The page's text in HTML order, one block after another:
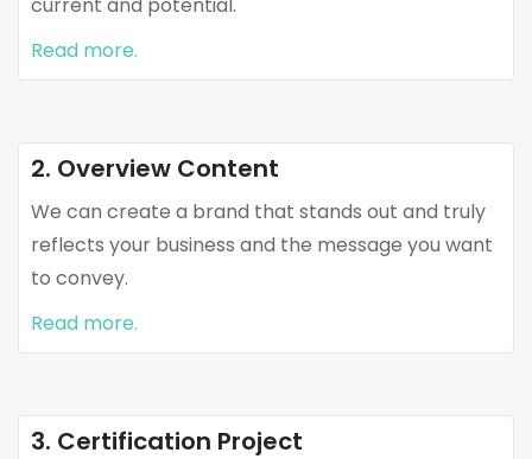
Read more.
2. Overview Content
We can create a brand that stands out and truly
reflects your business and the message you want
to convey.
Read more.
3. Certification Project